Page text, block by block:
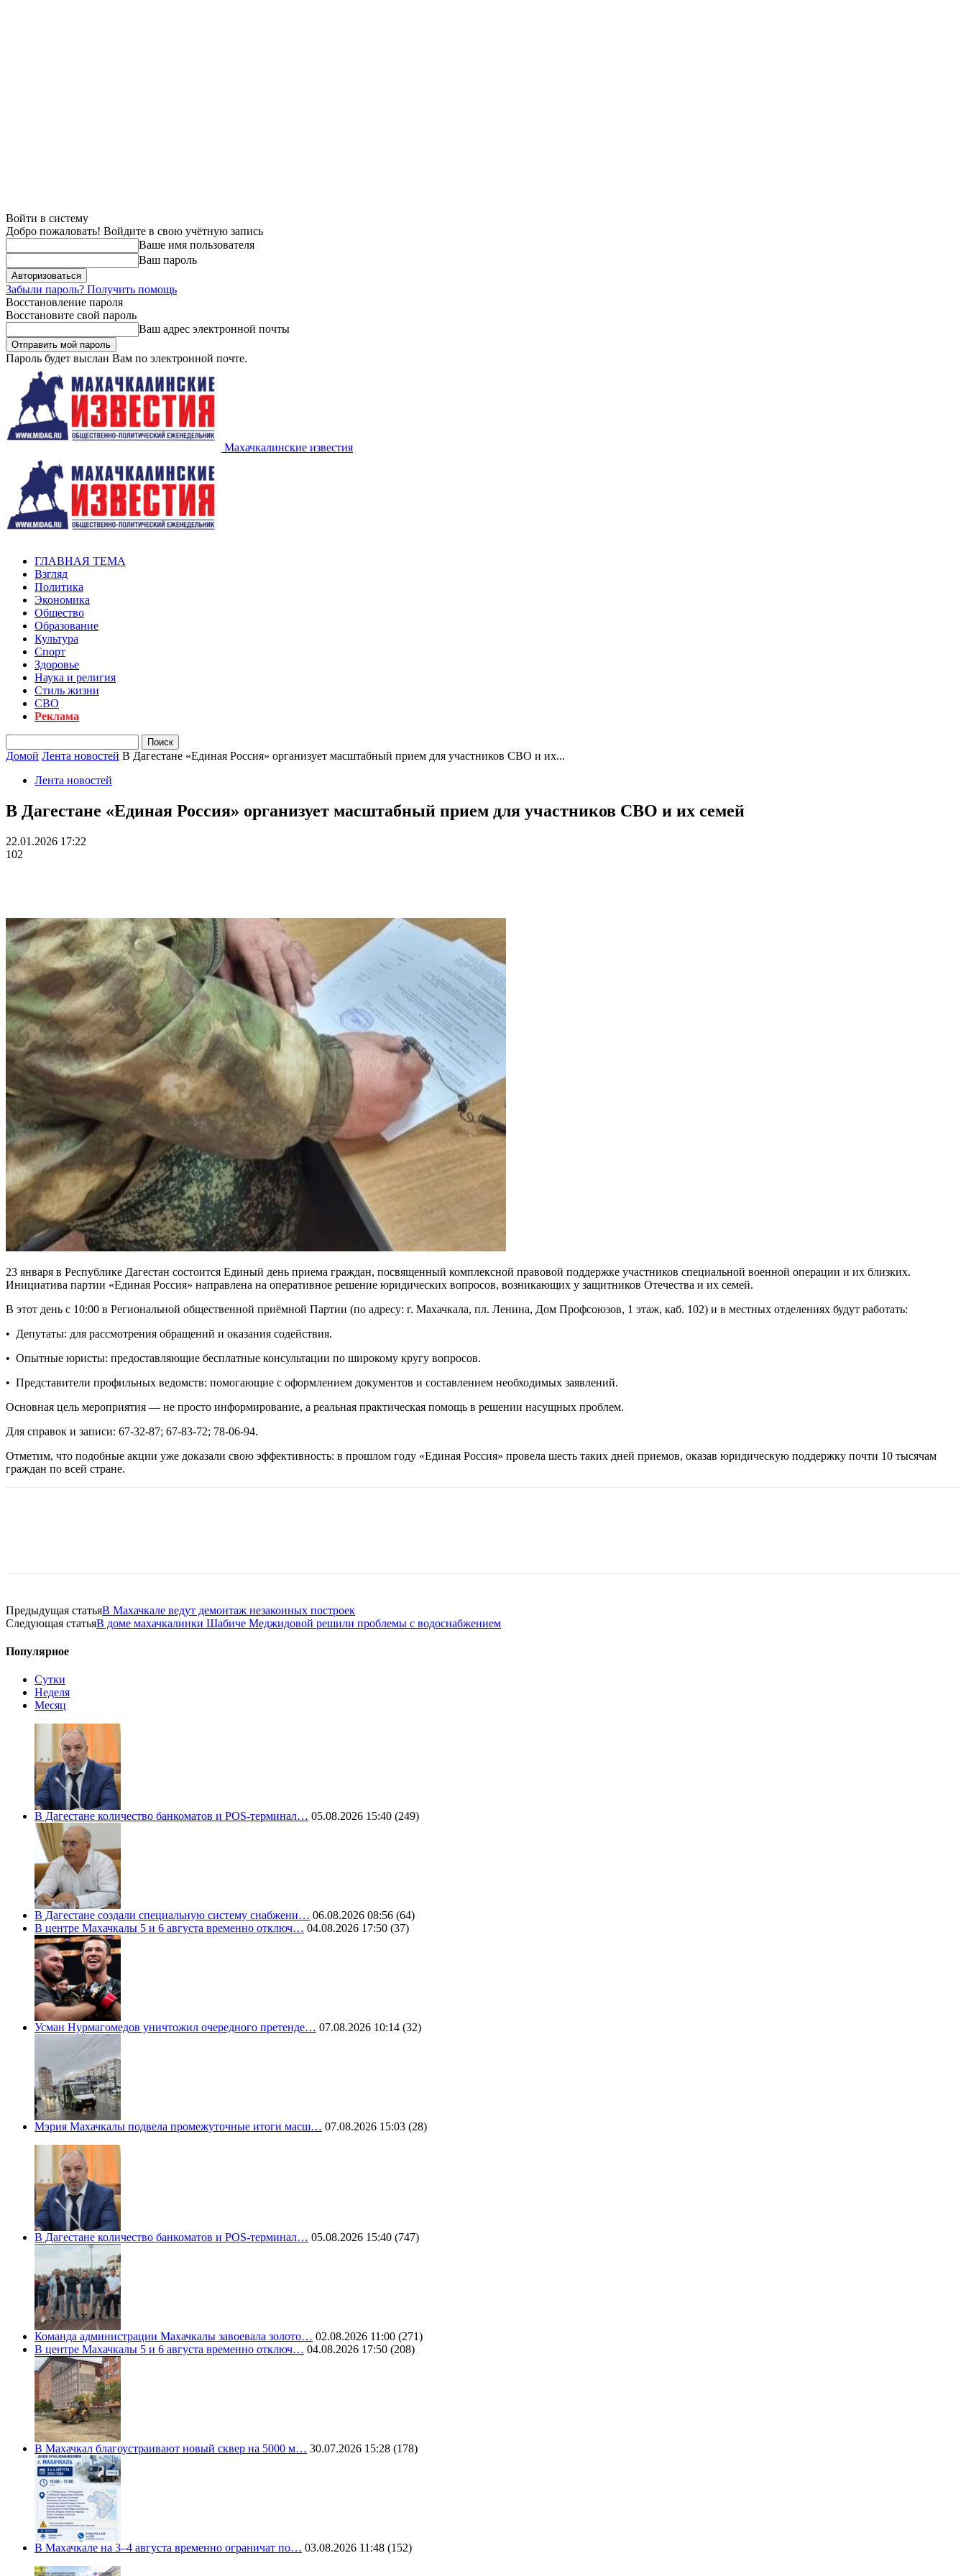
Войти в систему
Добро пожаловать! Войдите в свою учётную запись
Ваше имя пользователя
Ваш пароль
Забыли пароль? Получить помощь
Восстановление пароля
Восстановите свой пароль
Ваш адрес электронной почты
Пароль будет выслан Вам по электронной почте.
Махачкалинские известия
ГЛАВНАЯ ТЕМА
Взгляд
Политика
Экономика
Общество
Образование
Культура
Спорт
Здоровье
Наука и религия
Стиль жизни
СВО
Реклама
Домой Лента новостей В Дагестане «Единая Россия» организует масштабный прием для участников СВО и их...
Лента новостей
В Дагестане «Единая Россия» организует масштабный прием для участников СВО и их семей
22.01.2026 17:22
102
23 января в Республике Дагестан состоится Единый день приема граждан, посвященный комплексной правовой поддержке участников специальной военной операции и их близких.
Инициатива партии «Единая Россия» направлена на оперативное решение юридических вопросов, возникающих у защитников Отечества и их семей.
В этот день с 10:00 в Региональной общественной приёмной Партии (по адресу: г. Махачкала, пл. Ленина, Дом Профсоюзов, 1 этаж, каб. 102) и в местных отделениях будут работать:
• Депутаты: для рассмотрения обращений и оказания содействия.
• Опытные юристы: предоставляющие бесплатные консультации по широкому кругу вопросов.
• Представители профильных ведомств: помогающие с оформлением документов и составлением необходимых заявлений.
Основная цель мероприятия — не просто информирование, а реальная практическая помощь в решении насущных проблем.
Для справок и записи: 67-32-87; 67-83-72; 78-06-94.
Отметим, что подобные акции уже доказали свою эффективность: в прошлом году «Единая Россия» провела шесть таких дней приемов, оказав юридическую поддержку почти 10 тысячам
граждан по всей стране.
Предыдущая статьяВ Махачкале ведут демонтаж незаконных построек
Следующая статьяВ доме махачкалинки Шабиче Меджидовой решили проблемы с водоснабжением
Популярное
Сутки
Неделя
Месяц
В Дагестане количество банкоматов и POS-терминал… 05.08.2026 15:40 (249)
В Дагестане создали специальную систему снабжени… 06.08.2026 08:56 (64)
В центре Махачкалы 5 и 6 августа временно отключ… 04.08.2026 17:50 (37)
Усман Нурмагомедов уничтожил очередного претенде… 07.08.2026 10:14 (32)
Мэрия Махачкалы подвела промежуточные итоги масш… 07.08.2026 15:03 (28)
В Дагестане количество банкоматов и POS-терминал… 05.08.2026 15:40 (747)
Команда администрации Махачкалы завоевала золото… 02.08.2026 11:00 (271)
В центре Махачкалы 5 и 6 августа временно отключ… 04.08.2026 17:50 (208)
В Махачкал благоустраивают новый сквер на 5000 м… 30.07.2026 15:28 (178)
В Махачкале на 3–4 августа временно ограничат по… 03.08.2026 11:48 (152)